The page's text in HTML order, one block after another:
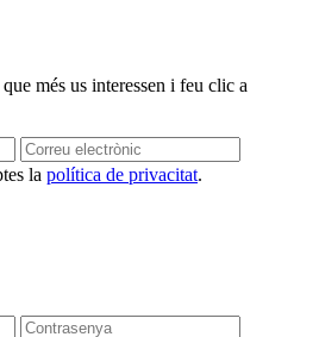
més us interessen i feu clic a
la política de privacitat.